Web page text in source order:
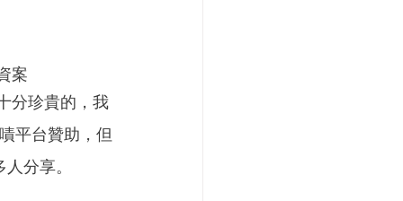
案
分珍貴的，我
平台贊助，但
分享。